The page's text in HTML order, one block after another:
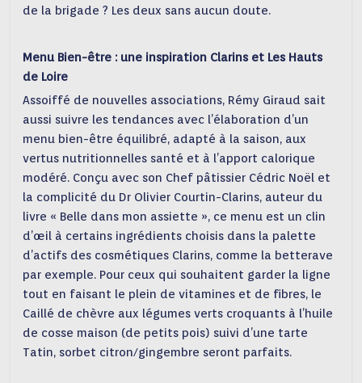
de la brigade ? Les deux sans aucun doute.
Menu Bien-être : une inspiration Clarins et Les Hauts
de Loire
Assoiffé de nouvelles associations, Rémy Giraud sait
aussi suivre les tendances avec l’élaboration d’un
menu bien-être équilibré, adapté à la saison, aux
vertus nutritionnelles santé et à l’apport calorique
modéré. Conçu avec son Chef pâtissier Cédric Noël et
la complicité du Dr Olivier Courtin-Clarins, auteur du
livre « Belle dans mon assiette », ce menu est un clin
d’œil à certains ingrédients choisis dans la palette
d’actifs des cosmétiques Clarins, comme la betterave
par exemple. Pour ceux qui souhaitent garder la ligne
tout en faisant le plein de vitamines et de fibres, le
Caillé de chèvre aux légumes verts croquants à l’huile
de cosse maison (de petits pois) suivi d’une tarte
Tatin, sorbet citron/gingembre seront parfaits.